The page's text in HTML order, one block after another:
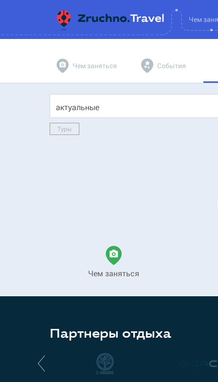
Чем
Чем заняться События
Туры
Чем заняться
Партнеры отдыха